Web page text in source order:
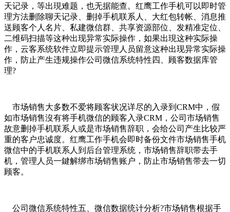
天记录，等出現难题，也无据能查。红鹰工作手机可以即时管
理方法删除聊天记录、删掉手机联系人、大红包转帐、消息推
送顾客个人名片、私建微信群、共享资源部位、发精准定位、
二维码扫描等这种出现异常实际操作，如果出現这种实际操
作，云客系统软件立即提示管理人员留意这种出现异常实际操
作，防止产生违规操作公司微信系统特性四、顾客数据库管
理?
市场销售大多数不爱将顾客状况详尽的入录到CRM中，假
如市场销售沒有将手机微信的顾客入录CRM，公司市场销售
故意删掉手机联系人或是市场销售辞职，会给公司产生比较严
重的客户忠诚度。红鹰工作手机会即时备份文件市场销售手机
微信中的手机联系人到后台管理系统，市场销售辞职带去手
机，管理人员一鍵解绑市场销售账户，防止市场销售带去一切
顾客。
公司微信系统特性五、微信数据统计分析?市场销售根据手